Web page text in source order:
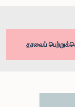
தரவைப்